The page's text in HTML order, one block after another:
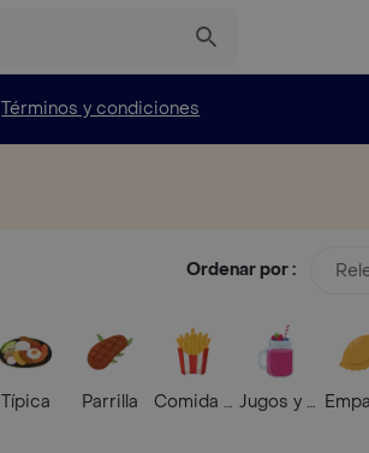
Términos y condiciones
Ordenar por :
Típica Parrilla Comida RápidaJugos y Batidos